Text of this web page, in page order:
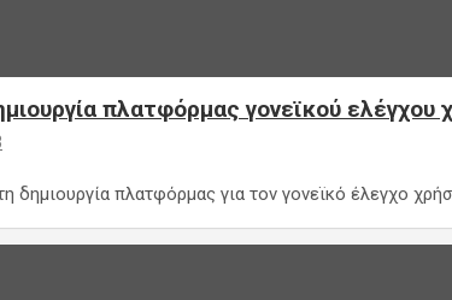
πλατφόρμας γονεϊκού
δημιουργία πλατφόρμας για τον γονεϊκό έλεγχο